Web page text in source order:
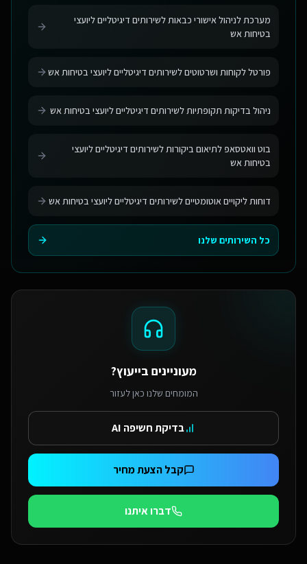
מערכת לניהול אישורי כבאות לשירותים דיגיטליים ליועצי
בטיחות אש
פורטל לקוחות ושרטוטים לשירותים דיגיטליים ליועצי בטיחות אש
ניהול בדיקות תקופתיות לשירותים דיגיטליים ליועצי בטיחות אש
בוט וואטסאפ לתיאום ביקורות לשירותים דיגיטליים ליועצי
בטיחות אש
דוחות ליקויים אוטומטיים לשירותים דיגיטליים ליועצי בטיחות אש
כל השירותים שלנו
מעוניינים בייעוץ?
המומחים שלנו כאן לעזור
בדיקת חשיפה AI
קבל הצעת מחיר
דברו איתנו